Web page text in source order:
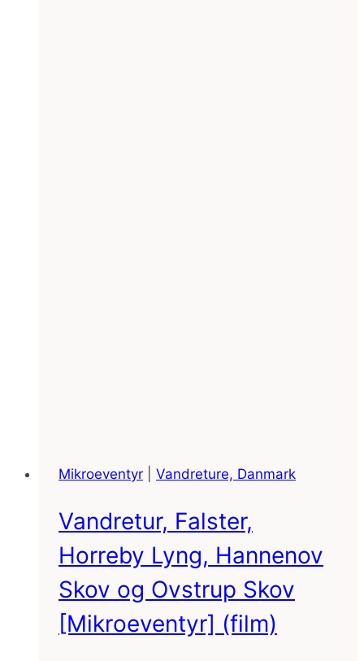
Mikroeventyr Vandreture, Danmark
Vandretur, Falster,
Horreby Lyng, Hannenov
Skov og Ovstrup Skov
[Mikroeventyr] (film)